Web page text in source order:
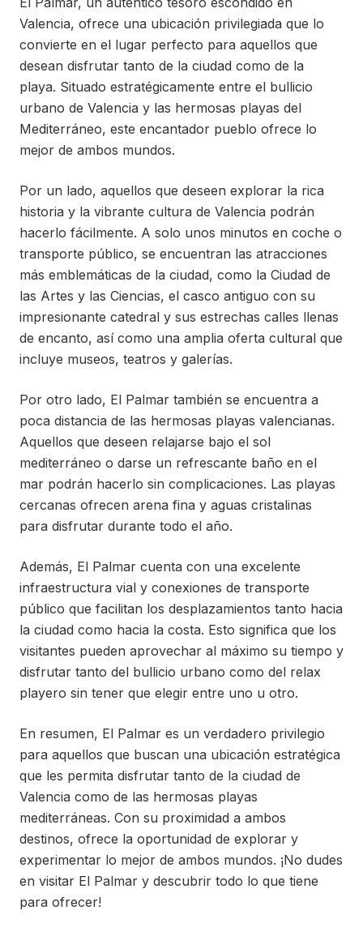
Valencia, ofrece una ubicación privilegiada que lo
convierte en el lugar perfecto para aquellos que
desean disfrutar tanto de la ciudad como de la
playa. Situado estratégicamente entre el bullicio
urbano de Valencia y las hermosas playas del
Mediterráneo, este encantador pueblo ofrece lo
mejor de ambos mundos.
Por un lado, aquellos que deseen explorar la rica
historia y la vibrante cultura de Valencia podrán
hacerlo fácilmente. A solo unos minutos en coche o
transporte público, se encuentran las atracciones
más emblemáticas de la ciudad, como la Ciudad de
las Artes y las Ciencias, el casco antiguo con su
impresionante catedral y sus estrechas calles llenas
de encanto, así como una amplia oferta cultural que
incluye museos, teatros y galerías.
Por otro lado, El Palmar también se encuentra a
poca distancia de las hermosas playas valencianas.
Aquellos que deseen relajarse bajo el sol
mediterráneo o darse un refrescante baño en el
mar podrán hacerlo sin complicaciones. Las playas
cercanas ofrecen arena fina y aguas cristalinas
para disfrutar durante todo el año.
Además, El Palmar cuenta con una excelente
infraestructura vial y conexiones de transporte
público que facilitan los desplazamientos tanto hacia
la ciudad como hacia la costa. Esto significa que los
visitantes pueden aprovechar al máximo su tiempo y
disfrutar tanto del bullicio urbano como del relax
playero sin tener que elegir entre uno u otro.
En resumen, El Palmar es un verdadero privilegio
para aquellos que buscan una ubicación estratégica
que les permita disfrutar tanto de la ciudad de
Valencia como de las hermosas playas
mediterráneas. Con su proximidad a ambos
destinos, ofrece la oportunidad de explorar y
experimentar lo mejor de ambos mundos. ¡No dudes
en visitar El Palmar y descubrir todo lo que tiene
para ofrecer!